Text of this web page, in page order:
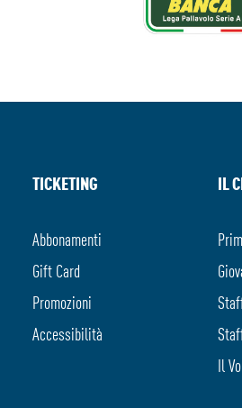
TICKETING
Abbonamenti
Gift Card
Promozioni
Accessibilità
IL
Il